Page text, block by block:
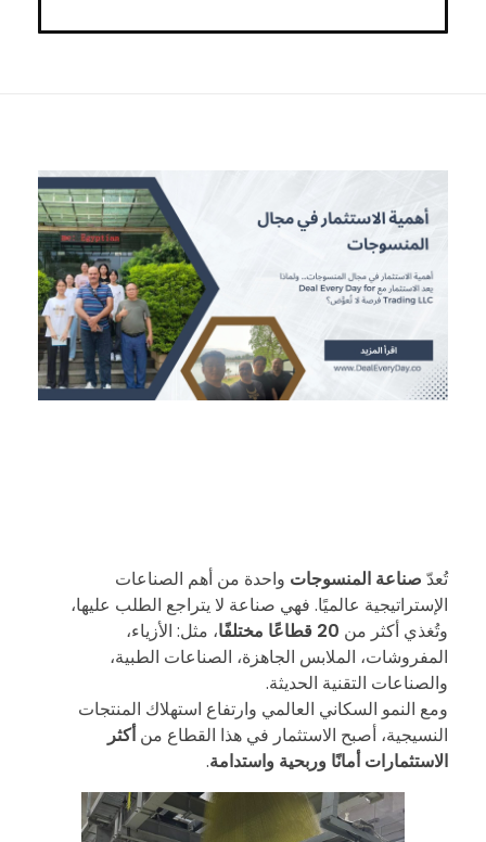
ل
ا
س
ت
تُعدّ صناعة المنسوجات واحدة من أهم الصناعات
الإستراتيجية عالميًا. فهي صناعة لا يتراجع الطلب عليها،
وتُغذي أكثر من 20 قطاعًا مختلفًا
، مثل: الأزياء،
المفروشات، الملابس الجاهزة، الصناعات الطبية،
والصناعات التقنية الحديثة.
ومع النمو السكاني العالمي وارتفاع استهلاك المنتجات
النسيجية، أصبح الاستثمار في هذا القطاع منأكثر
الاستثمارات أمانًا وربحية واستدامة.